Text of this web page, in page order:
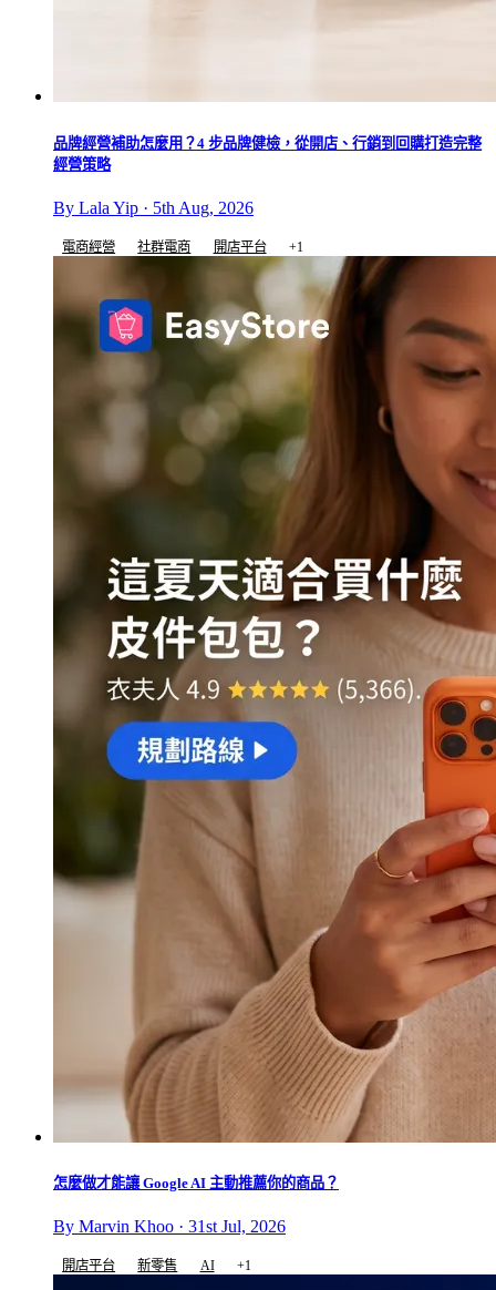
品牌經營補助怎麼用？4 步品牌健檢，從開店、行銷到回購打造完整
經營策略
By Lala Yip · 5th Aug, 2026
電商經營 社群電商 開店平台 +1
怎麼做才能讓 Google AI 主動推薦你的商品？
By Marvin Khoo · 31st Jul, 2026
開店平台 新零售 AI +1